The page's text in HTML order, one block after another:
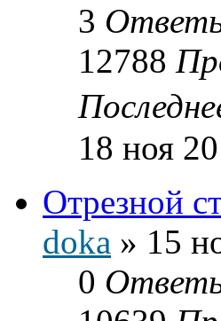
3
12788
18 ноя
Отрезной
doka » 15
0